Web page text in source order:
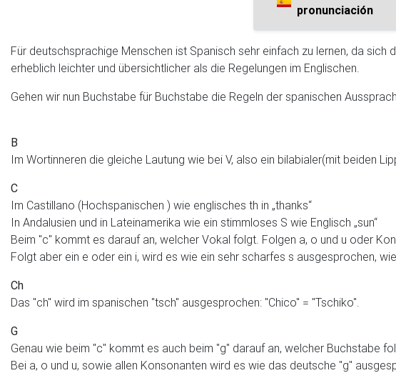
pronunciación
Für deutschsprachige Menschen ist Spanisch sehr einfach zu lernen, da
erheblich leichter und übersichtlicher als die Regelungen im Englischen.
Gehen wir nun Buchstabe für Buchstabe die Regeln der spanischen
B
Im Wortinneren die gleiche Lautung wie bei V, also ein bilabialer(mit beiden
C
Im Castillano (Hochspanischen ) wie englisches th in „thanks“
In Andalusien und in Lateinamerika wie ein stimmloses S wie Englisch „sun“
Beim "c" kommt es darauf an, welcher Vokal folgt. Folgen a, o und u oder
Folgt aber ein e oder ein i, wird es wie ein sehr scharfes s ausgesprochen,
Ch
Das "ch" wird im spanischen "tsch" ausgesprochen: "Chico" = "Tschiko".
G
Genau wie beim "c" kommt es auch beim "g" darauf an, welcher Buchstabe
Bei a, o und u, sowie allen Konsonanten wird es wie das deutsche "g"